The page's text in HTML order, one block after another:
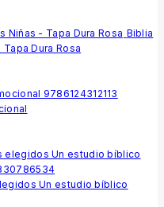
Biblia
Dura Rosa
Un estudio bíblico